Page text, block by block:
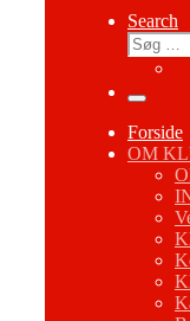
Search
Søg
Menu
Forside
OM